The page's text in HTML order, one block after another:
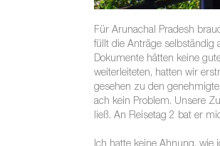
Für Arunachal Pradesh
füllt die Anträge selbständig
Dokumente hätten keine
weiterleiteten, hatten wir
gesehen zu den
ach kein Problem. Unsere
ließ. An Reisetag 2 bat er